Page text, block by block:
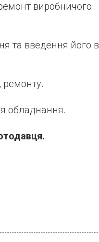
виробничого
та введення його в
ремонту.
обладнання.